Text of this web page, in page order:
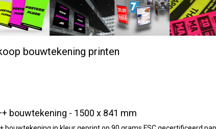
bouwtekening printen
bouwtekening - 1500 x 841 mm